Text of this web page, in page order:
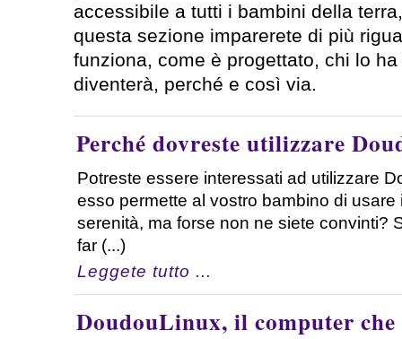
accessibile a tutti i bambini della
questa sezione imparerete di più
funziona, come è progettato, chi lo
diventerà, perché e così via.
Perché dovreste utilizzare
Potreste essere interessati ad utilizzare
esso permette al vostro bambino di usare
serenità, ma forse non ne siete convinti?
far (...)
Leggete tutto ...
DoudouLinux, il computer